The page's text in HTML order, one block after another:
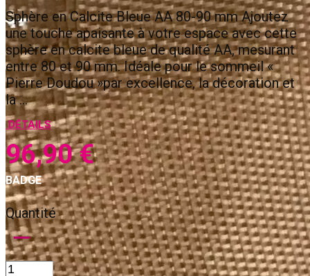
Sphère en Calcite Bleue AA 80-90 mm Ajoutez
une touche apaisante à votre espace avec cette
sphère en calcite bleue de qualité AA, mesurant
entre 80 et 90 mm. Idéale pour le sommeil «
Pierre Doudou »par excellence, la décoration et
la …
DÉTAILS
96,90€
BADGE
Quantité